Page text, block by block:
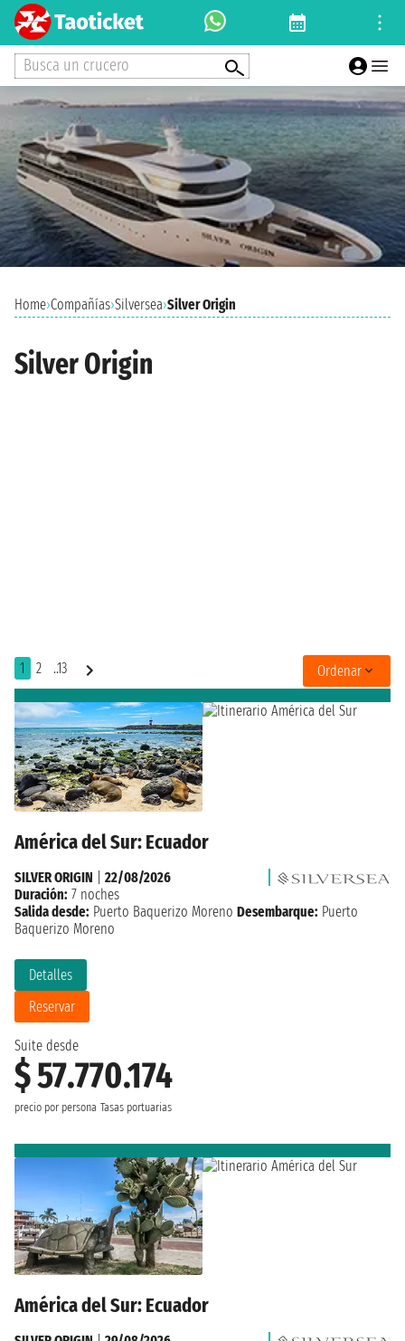
Busca un crucero
Home›Compañías›Silversea›Silver Origin
Silver Origin
1 2 ..13 Ordenar
América del Sur: Ecuador
Suite desde
$ 57.770.174
precio por persona Tasas portuarias
Detalles
Reservar
SILVER ORIGIN
22/08/2026
Duración: 7 noches
Salida desde: Puerto Baquerizo Moreno Desembarque: Puerto
Baquerizo Moreno
América del Sur: Ecuador